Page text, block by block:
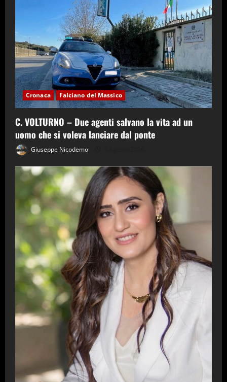
Cronaca Falciano del Massico
C. VOLTURNO – Due agenti salvano la vita ad un
uomo che si voleva lanciare dal ponte
Giuseppe Nicodemo